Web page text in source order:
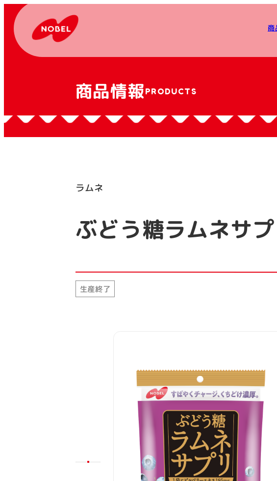
商
商品情報PRODUCTS
ラムネ
ぶどう糖ラムネサ
生産終了